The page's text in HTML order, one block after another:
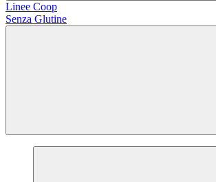
Linee Coop
Senza Glutine